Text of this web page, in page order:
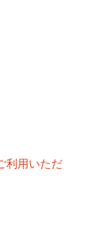
利用いただ